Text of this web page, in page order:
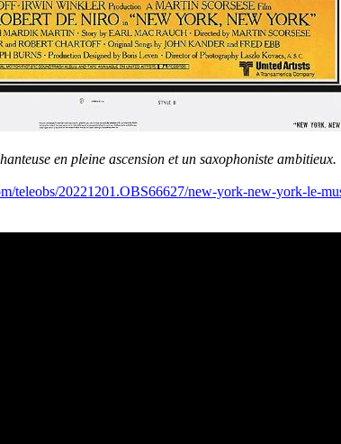
en pleine ascension et un saxophoniste ambitieux.
teleobs/20221201.OBS66627/new-york-new-york-le-